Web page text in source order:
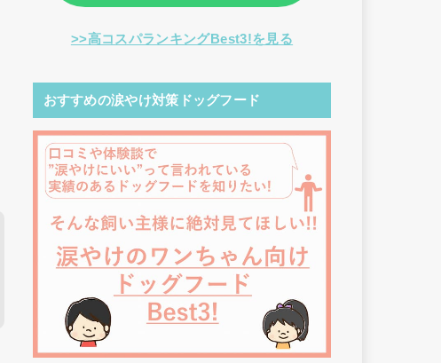
>>高コスパランキングBest3!を見る
おすすめの涙やけ対策ドッグフード